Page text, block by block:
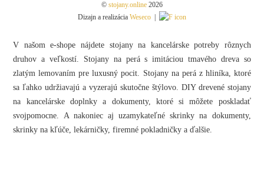
© stojany.online 2026
Dizajn a realizácia Weseco
V našom e-shope nájdete stojany na kancelárske potreby rôznych
druhov a veľkostí. Stojany na perá s imitáciou tmavého dreva so
zlatým lemovaním pre luxusný pocit. Stojany na perá z hliníka, ktoré
sa ľahko udržiavajú a vyzerajú skutočne štýlovo. DIY drevené stojany
na kancelárske doplnky a dokumenty, ktoré si môžete poskladať
svojpomocne. A nakoniec aj uzamykateľné skrinky na dokumenty,
skrinky na kľúče, lekárničky, firemné pokladničky a ďalšie.